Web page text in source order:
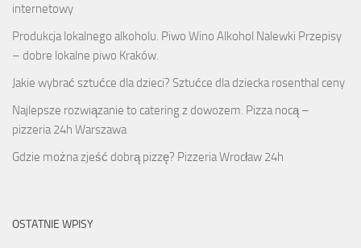
internetowy
Produkcja lokalnego alkoholu. Piwo Wino Alkohol Nalewki Przepisy
– dobre lokalne piwo Kraków.
Jakie wybrać sztućce dla dzieci? Sztućce dla dziecka rosenthal ceny
Najlepsze rozwiązanie to catering z dowozem. Pizza nocą –
pizzeria 24h Warszawa
Gdzie można zjeść dobrą pizzę? Pizzeria Wrocław 24h
OSTATNIE WPISY